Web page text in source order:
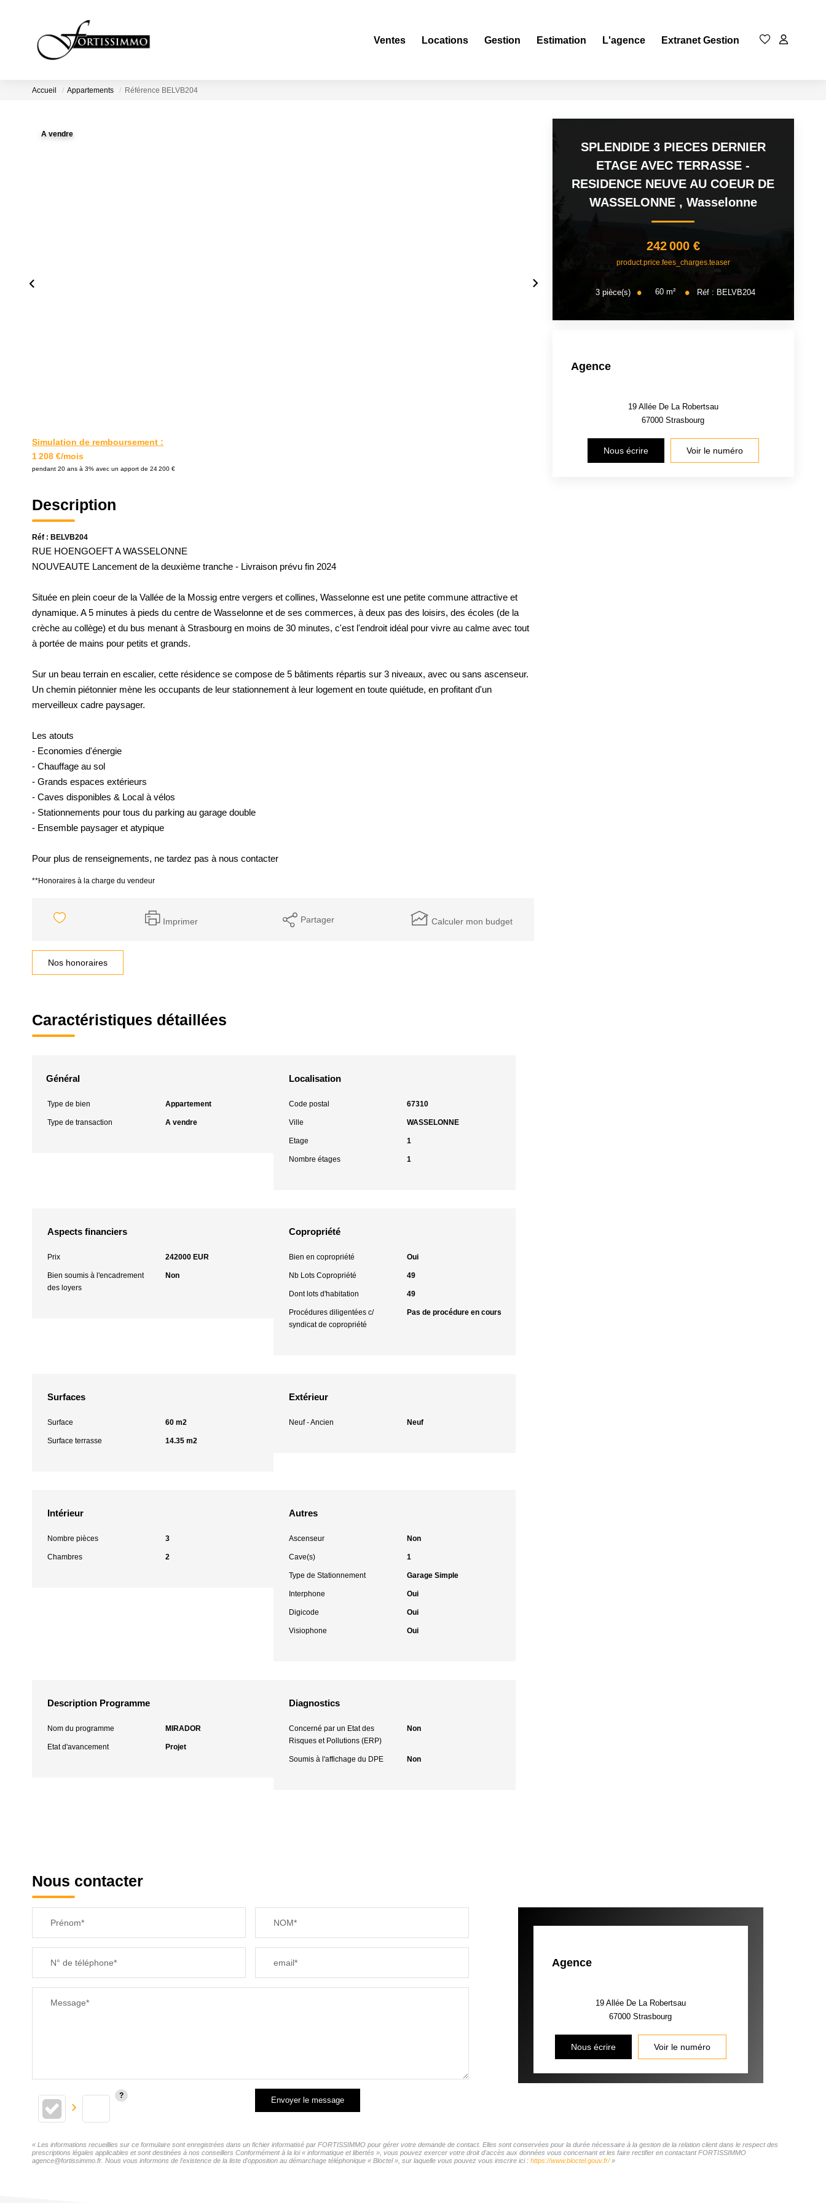
Ventes Locations Gestion Estimation L'agence Extranet Gestion
Accueil Appartements Référence BELVB204
A vendre
Simulation de remboursement :
1 208 €/mois
pendant 20 ans à 3% avec un apport de 24 200 €
Description
Réf : BELVB204
RUE HOENGOEFT A WASSELONNE
NOUVEAUTE Lancement de la deuxième tranche - Livraison prévu fin 2024
Située en plein coeur de la Vallée de la Mossig entre vergers et collines, Wasselonne est une petite commune attractive et
dynamique. A 5 minutes à pieds du centre de Wasselonne et de ses commerces, à deux pas des loisirs, des écoles (de la
crèche au collège) et du bus menant à Strasbourg en moins de 30 minutes, c'est l'endroit idéal pour vivre au calme avec tout
à portée de mains pour petits et grands.
Sur un beau terrain en escalier, cette résidence se compose de 5 bâtiments répartis sur 3 niveaux, avec ou sans ascenseur.
Un chemin piétonnier mène les occupants de leur stationnement à leur logement en toute quiétude, en profitant d'un
merveilleux cadre paysager.
Les atouts
- Economies d'énergie
- Chauffage au sol
- Grands espaces extérieurs
- Caves disponibles & Local à vélos
- Stationnements pour tous du parking au garage double
- Ensemble paysager et atypique
Pour plus de renseignements, ne tardez pas à nous contacter
**Honoraires à la charge du vendeur
Imprimer Partager Calculer mon budget
Nos honoraires
Caractéristiques détaillées
Général
Type de bien Appartement
Type de transaction A vendre
Localisation
Code postal 67310
Ville WASSELONNE
Etage 1
Nombre étages 1
Aspects financiers
Prix 242000 EUR
Bien soumis à l'encadrement
des loyers
Non
Copropriété
Bien en copropriété Oui
Nb Lots Copropriété 49
Dont lots d'habitation 49
Procédures diligentées c/
syndicat de copropriété
Pas de procédure en cours
Surfaces
Surface 60 m2
Surface terrasse 14.35 m2
Extérieur
Neuf - Ancien Neuf
Intérieur
Nombre pièces 3
Chambres 2
Autres
Ascenseur Non
Cave(s) 1
Type de Stationnement Garage Simple
Interphone Oui
Digicode Oui
Visiophone Oui
Description Programme
Nom du programme MIRADOR
Etat d'avancement Projet
Diagnostics
Concerné par un Etat des
Risques et Pollutions (ERP)
Non
Soumis à l'affichage du DPE Non
SPLENDIDE 3 PIECES DERNIER
ETAGE AVEC TERRASSE -
RESIDENCE NEUVE AU COEUR DE
WASSELONNE , Wasselonne
242 000 €
product.price.fees_charges.teaser
3pièce(s) 60m² Réf : BELVB204
Agence
19 Allée De La Robertsau
67000Strasbourg
Nous écrire Voir le numéro
Nous contacter
Prénom* NOM*
N° de téléphone* email*
Message*
Envoyer le message
Agence
19 Allée De La Robertsau
67000Strasbourg
Nous écrire Voir le numéro
« Les informations recueillies sur ce formulaire sont enregistrées dans un fichier informatisé par FORTISSIMMO pour gérer votre demande de contact. Elles sont conservées pour la durée nécessaire à la gestion de la relation client dans le respect des
prescriptions légales applicables et sont destinées à nos conseillers Conformément à la loi « informatique et libertés », vous pouvez exercer votre droit d'accès aux données vous concernant et les faire rectifier en contactant FORTISSIMMO
agence@fortissimmo.fr. Nous vous informons de l'existence de la liste d'opposition au démarchage téléphonique « Bloctel », sur laquelle vous pouvez vous inscrire ici : https://www.bloctel.gouv.fr/»